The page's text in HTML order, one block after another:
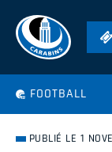
FOOTBALL
PUBLIÉ LE 1